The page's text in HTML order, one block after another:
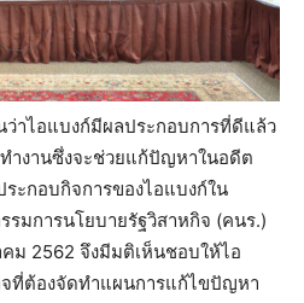
าไอแบงก์มีผลประกอบการที่ดีแล้ว
ำงานซึ่งจะช่วยแก้ปัญหาในอดีต
ะกอบกิจการของไอแบงก์ใน
มการนโยบายรัฐวิสาหกิจ (คนร.)
ม 2562 จึงมีมติเห็นชอบให้ไอ
ที่ต้องจัดทำแผนการแก้ไขปัญหา